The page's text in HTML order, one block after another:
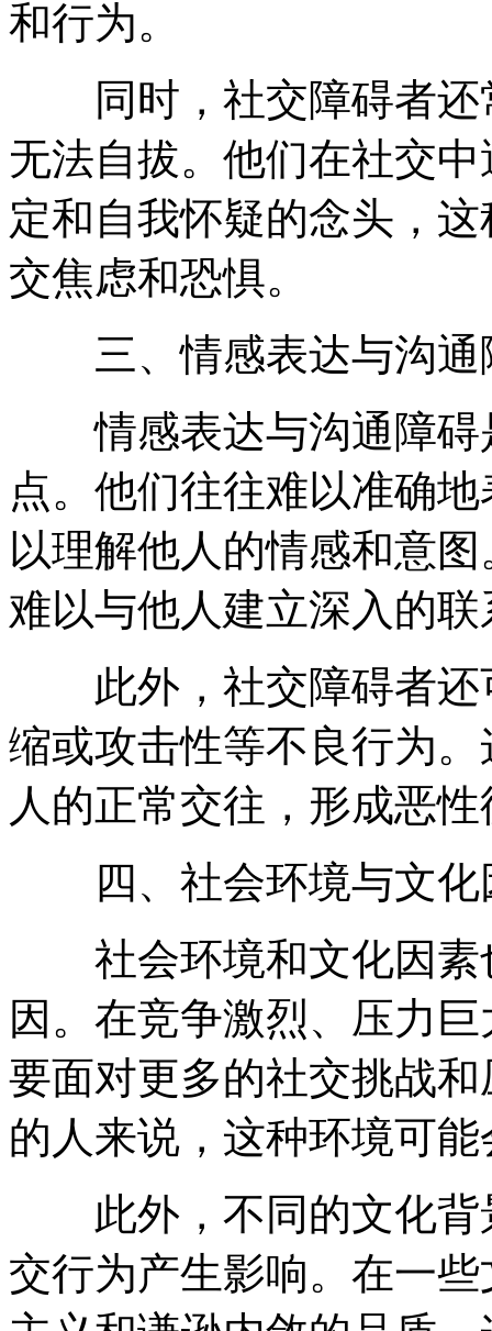
和行为。
同时，社交障碍者还
无法自拔。他们在社交
定和自我怀疑的念头，
交焦虑和恐惧。
三、情感表达与沟通
情感表达与沟通障碍
点。他们往往难以准确
以理解他人的情感和意
难以与他人建立深入的
此外，社交障碍者还
缩或攻击性等不良行为
人的正常交往，形成恶
四、社会环境与文化
社会环境和文化因素
因。在竞争激烈、压力
要面对更多的社交挑战
的人来说，这种环境可
此外，不同的文化背
交行为产生影响。在一